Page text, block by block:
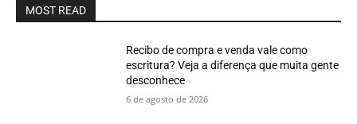
MOST READ
Recibo de compra e venda vale como
escritura? Veja a diferença que muita gente
desconhece
6 de agosto de 2026